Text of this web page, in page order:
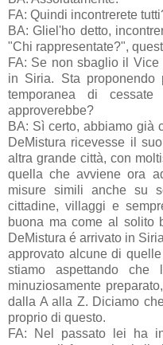
FA: Quindi incontrerete
BA: Gliel'ho detto,
"Chi rappresentate?",
FA: Se non sbaglio il
in Siria. Sta proponendo
temporanea di
approverebbe?
BA: Sì certo, abbiamo già
DeMistura ricevesse il
altra grande città, con
quella che avviene ora
misure simili anche su
cittadine, villaggi e
buona ma come al solito
DeMistura é arrivato in
approvato alcune di
stiamo aspettando
minuziosamente
dalla A alla Z. Diciamo
proprio di questo.
FA: Nel passato lei ha